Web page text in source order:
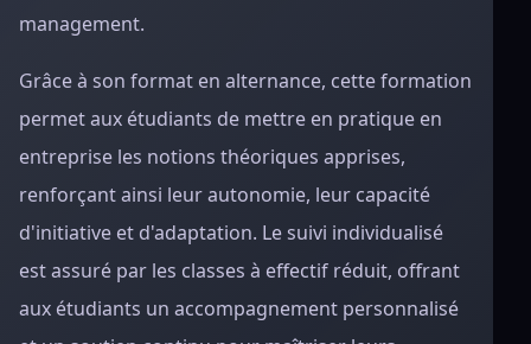
management.
Grâce à son format en alternance, cette formation
permet aux étudiants de mettre en pratique en
entreprise les notions théoriques apprises,
renforçant ainsi leur autonomie, leur capacité
d'initiative et d'adaptation. Le suivi individualisé
est assuré par les classes à effectif réduit, offrant
aux étudiants un accompagnement personnalisé